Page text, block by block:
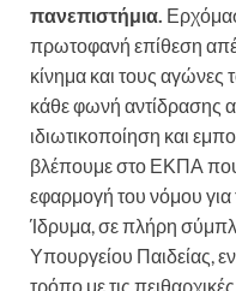
πανεπιστήμια.
πρωτοφανή επίθεση
κίνημα και τους
κάθε φωνή αντίδρασης
ιδιωτικοποίηση και
βλέπουμε στο ΕΚΠΑ
εφαρμογή του νόμου
Ίδρυμα, σε πλήρη
Υπουργείου Παιδείας,
τρόπο με τις